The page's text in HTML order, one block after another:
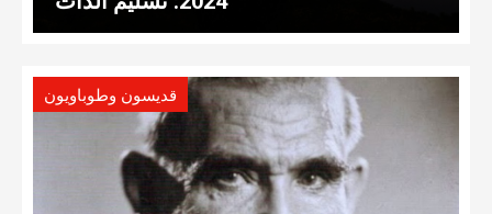
قديسون وطوباويون